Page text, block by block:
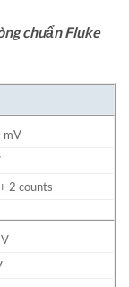
chuẩn Fluke
mV
2 counts